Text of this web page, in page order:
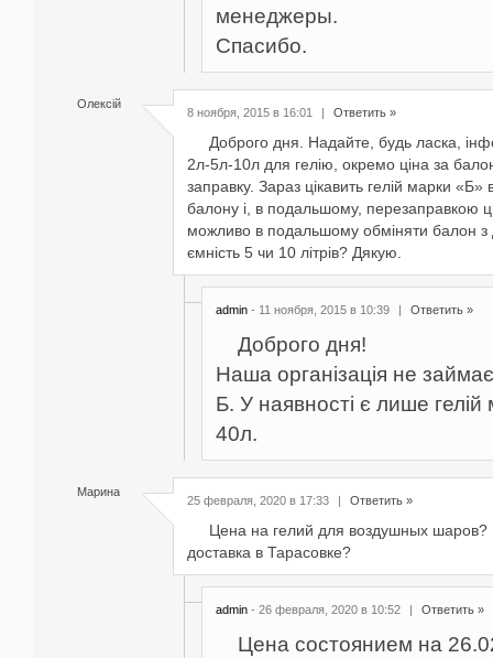
менеджеры.
Спасибо.
Олексій
8 ноября, 2015 в 16:01 | Ответить »
Доброго дня. Надайте, будь ласка,
2л-5л-10л для гелію, окремо ціна за
заправку. Зараз цікавить гелій марки
балону і, в подальшому, перезаправкою
можливо в подальшому обміняти балон з
ємність 5 чи 10 літрів? Дякую.
admin - 11 ноября, 2015 в 10:39 Ответить »
Доброго дня!
Наша організація не
Б. У наявності є лише
40л.
Марина
25 февраля, 2020 в 17:33 | Ответить »
Цена на гелий для воздушных шаров?
доставка в Тарасовке?
admin - 26 февраля, 2020 в 10:52 Ответить »
Цена состоянием на